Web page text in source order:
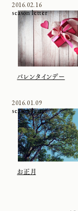
バレンタインデー
2016.02.16
season letter
お正月
2016.01.09
season letter